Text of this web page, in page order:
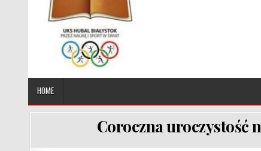
UKS Hubal Białystok
HOME
Coroczna uroczystość